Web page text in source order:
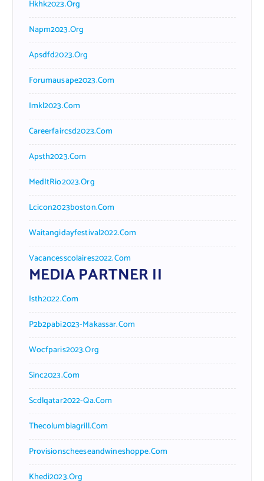
Hkhk2023.org
Napm2023.org
Apsdfd2023.org
Forumausape2023.com
Imkl2023.com
Careerfaircsd2023.com
Apsth2023.com
MedItRio2023.org
Lcicon2023boston.com
Waitangidayfestival2022.com
Vacancesscolaires2022.com
MEDIA PARTNER II
Isth2022.com
P2b2pabi2023-Makassar.com
Wocfparis2023.org
Sinc2023.com
Scdlqatar2022-Qa.com
Thecolumbiagrill.com
Provisionscheeseandwineshoppe.com
Khedi2023.org